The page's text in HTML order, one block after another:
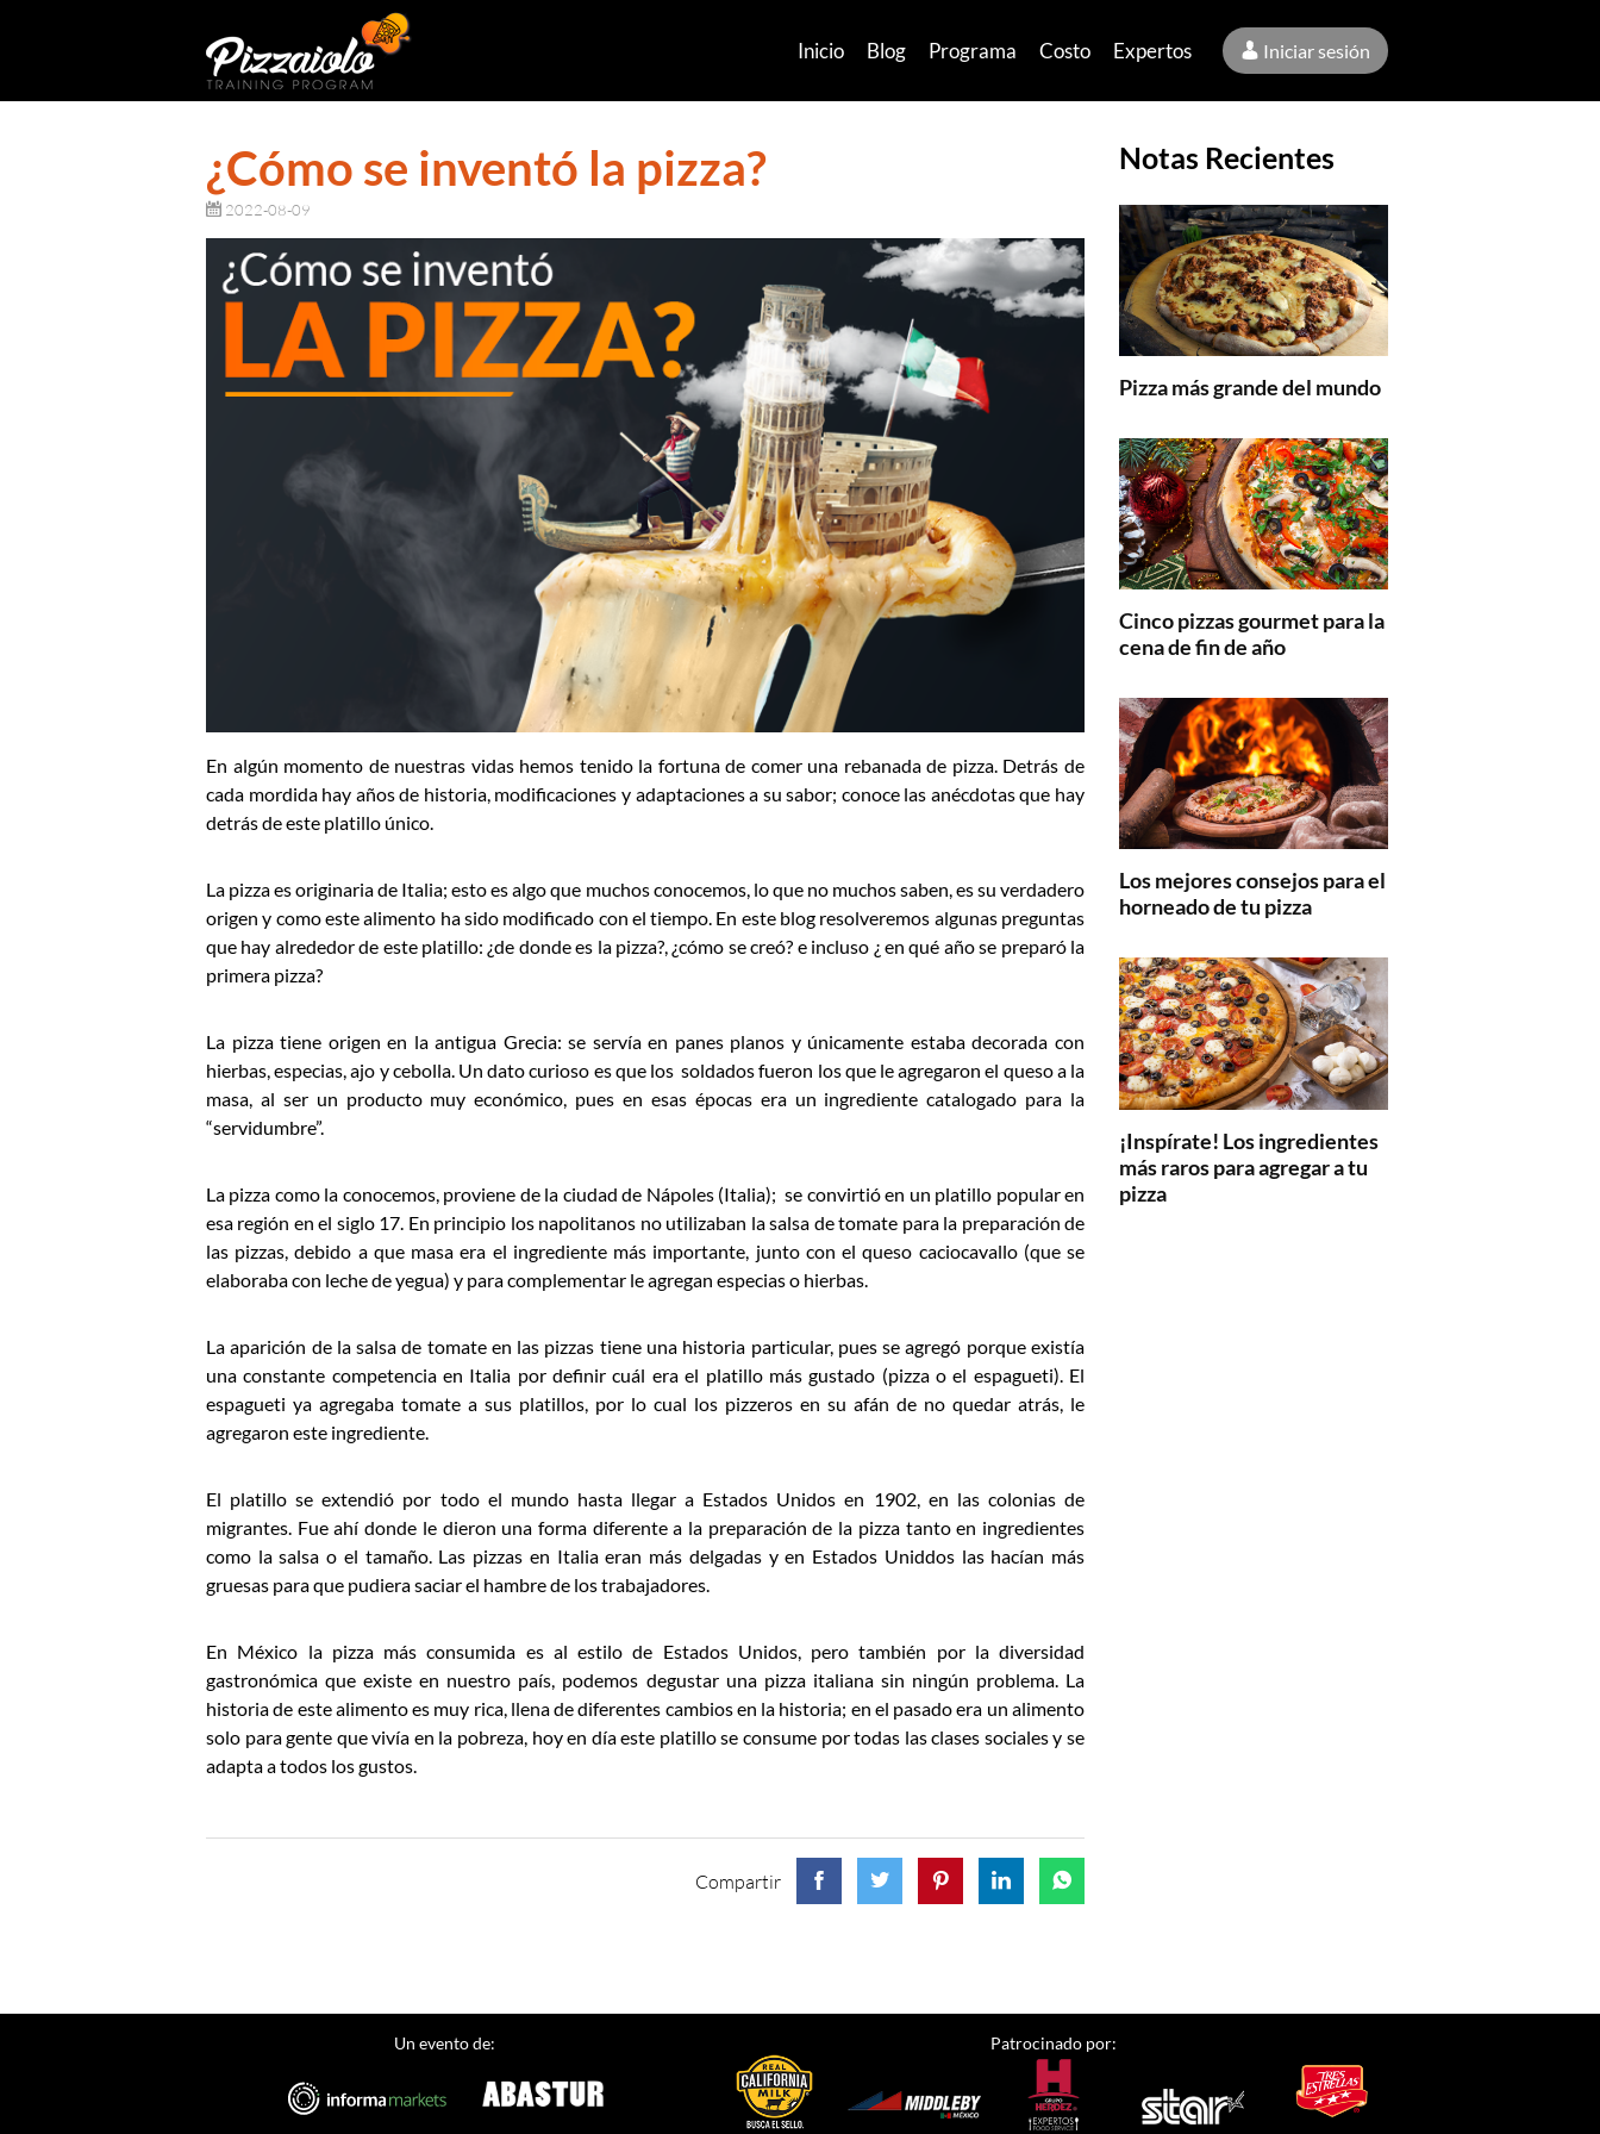
Inicio Blog Programa Costo Expertos Iniciar sesión
¿Cómo se inventó la pizza?
2022-08-09
En algún momento de nuestras vidas hemos tenido la fortuna de comer una rebanada de pizza. Detrás de
cada mordida hay años de historia, modificaciones y adaptaciones a su sabor; conoce las anécdotas que hay
detrás de este platillo único.
La pizza es originaria de Italia; esto es algo que muchos conocemos, lo que no muchos saben, es su verdadero
origen y como este alimento ha sido modificado con el tiempo. En este blog resolveremos algunas preguntas
que hay alrededor de este platillo: ¿de donde es la pizza?, ¿cómo se creó? e incluso ¿ en qué año se preparó la
primera pizza?
La pizza tiene origen en la antigua Grecia: se servía en panes planos y únicamente estaba decorada con
hierbas, especias, ajo y cebolla. Un dato curioso es que los soldados fueron los que le agregaron el queso a la
masa, al ser un producto muy económico, pues en esas épocas era un ingrediente catalogado para la
“servidumbre”.
La pizza como la conocemos, proviene de la ciudad de Nápoles (Italia); se convirtió en un platillo popular en
esa región en el siglo 17. En principio los napolitanos no utilizaban la salsa de tomate para la preparación de
las pizzas, debido a que masa era el ingrediente más importante, junto con el queso caciocavallo (que se
elaboraba con leche de yegua) y para complementar le agregan especias o hierbas.
La aparición de la salsa de tomate en las pizzas tiene una historia particular, pues se agregó porque existía
una constante competencia en Italia por definir cuál era el platillo más gustado (pizza o el espagueti). El
espagueti ya agregaba tomate a sus platillos, por lo cual los pizzeros en su afán de no quedar atrás, le
agregaron este ingrediente.
El platillo se extendió por todo el mundo hasta llegar a Estados Unidos en 1902, en las colonias de
migrantes. Fue ahí donde le dieron una forma diferente a la preparación de la pizza tanto en ingredientes
como la salsa o el tamaño. Las pizzas en Italia eran más delgadas y en Estados Uniddos las hacían más
gruesas para que pudiera saciar el hambre de los trabajadores.
En México la pizza más consumida es al estilo de Estados Unidos, pero también por la diversidad
gastronómica que existe en nuestro país, podemos degustar una pizza italiana sin ningún problema. La
historia de este alimento es muy rica, llena de diferentes cambios en la historia; en el pasado era un alimento
solo para gente que vivía en la pobreza, hoy en día este platillo se consume por todas las clases sociales y se
adapta a todos los gustos.
Compartir
Notas Recientes
Pizza más grande del mundo
Cinco pizzas gourmet para la
cena de fin de año
Los mejores consejos para el
horneado de tu pizza
¡Inspírate! Los ingredientes
más raros para agregar a tu
pizza
Un evento de: Patrocinado por: